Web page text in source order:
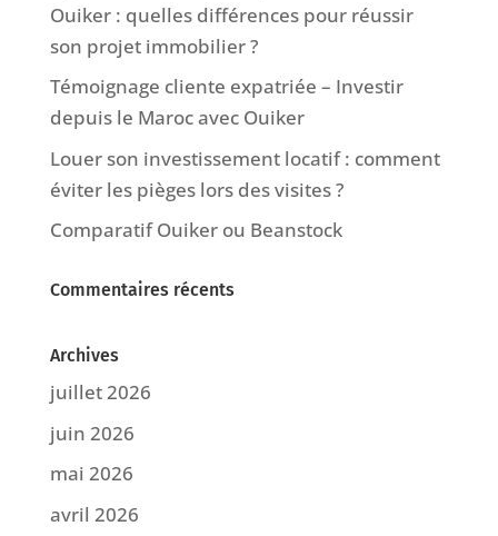
Ouiker : quelles différences pour réussir
son projet immobilier ?
Témoignage cliente expatriée – Investir
depuis le Maroc avec Ouiker
Louer son investissement locatif : comment
éviter les pièges lors des visites ?
Comparatif Ouiker ou Beanstock
Commentaires récents
Archives
juillet 2026
juin 2026
mai 2026
avril 2026